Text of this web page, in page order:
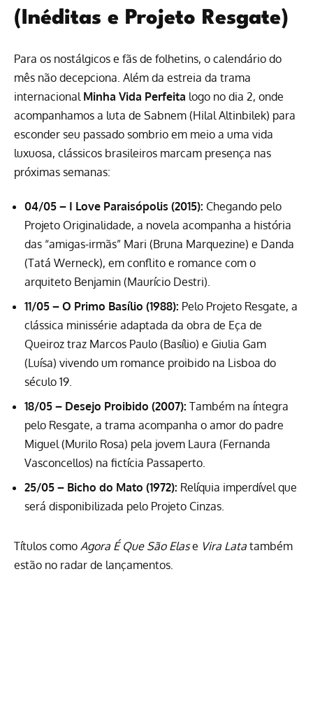
(Inéditas e Projeto Resgate)
Para os nostálgicos e fãs de folhetins, o calendário do
mês não decepciona. Além da estreia da trama
internacional Minha Vida Perfeita logo no dia 2, onde
acompanhamos a luta de Sabnem (Hilal Altinbilek) para
esconder seu passado sombrio em meio a uma vida
luxuosa, clássicos brasileiros marcam presença nas
próximas semanas:
04/05 – I Love Paraisópolis (2015): Chegando pelo
Projeto Originalidade, a novela acompanha a história
das “amigas-irmãs” Mari (Bruna Marquezine) e Danda
(Tatá Werneck), em conflito e romance com o
arquiteto Benjamin (Maurício Destri).
11/05 – O Primo Basílio (1988): Pelo Projeto Resgate, a
clássica minissérie adaptada da obra de Eça de
Queiroz traz Marcos Paulo (Basílio) e Giulia Gam
(Luísa) vivendo um romance proibido na Lisboa do
século 19.
18/05 – Desejo Proibido (2007): Também na íntegra
pelo Resgate, a trama acompanha o amor do padre
Miguel (Murilo Rosa) pela jovem Laura (Fernanda
Vasconcellos) na fictícia Passaperto.
25/05 – Bicho do Mato (1972): Relíquia imperdível que
será disponibilizada pelo Projeto Cinzas.
Títulos como Agora É Que São Elase Vira Lata também
estão no radar de lançamentos.